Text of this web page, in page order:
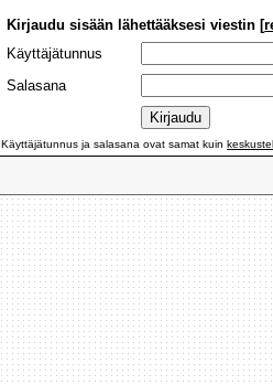
Kirjaudu sisään lähettääksesi viestin [
Käyttäjätunnus
Salasana
Käyttäjätunnus ja salasana ovat samat kuin